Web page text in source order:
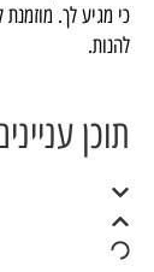
כי מגיע לך.
להנות.
תוכן